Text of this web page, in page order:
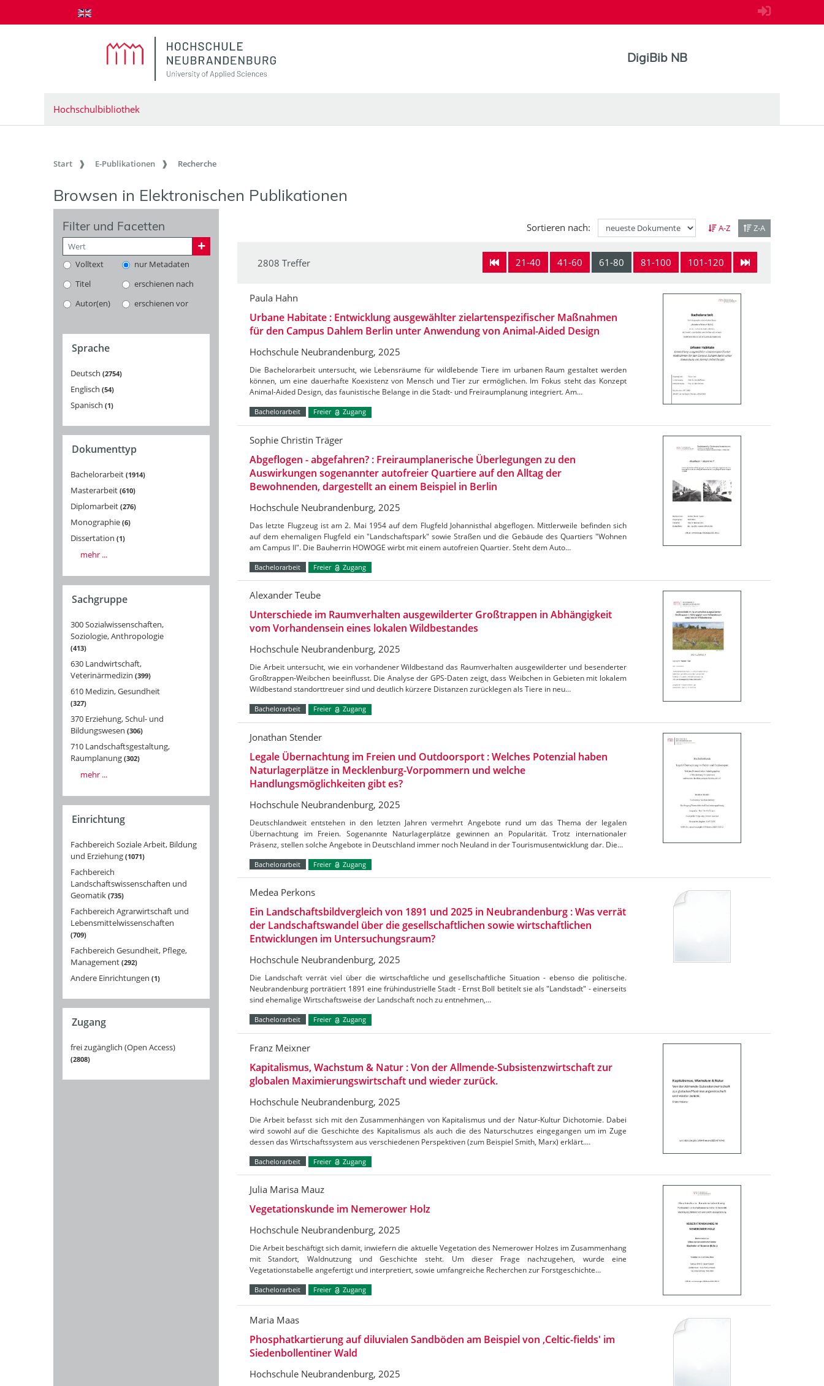
zum Inhalt springen
DigiBib NB
Hochschulbibliothek
Start E-Publikationen Recherche
Browsen in Elektronischen Publikationen
Filter und Facetten
Volltext
nur Metadaten
Titel
erschienen nach
Autor(en)
erschienen vor
Sprache
Deutsch 2754
Englisch 54
Spanisch 1
Dokumenttyp
Bachelorarbeit 1914
Masterarbeit 610
Diplomarbeit 276
Monographie 6
Dissertation 1
mehr ...
Sachgruppe
300 Sozialwissenschaften,
Soziologie, Anthropologie
413
630 Landwirtschaft,
Veterinärmedizin 399
610 Medizin, Gesundheit
327
370 Erziehung, Schul- und
Bildungswesen 306
710 Landschaftsgestaltung,
Raumplanung 302
mehr ...
Einrichtung
Fachbereich Soziale Arbeit, Bildung
und Erziehung 1071
Fachbereich
Landschaftswissenschaften und
Geomatik 735
Fachbereich Agrarwirtschaft und
Lebensmittelwissenschaften
709
Fachbereich Gesundheit, Pflege,
Management 292
Andere Einrichtungen 1
Zugang
frei zugänglich (Open Access)
2808
Sortieren nach: A-Z Z-A
21-40 41-60 61-80 81-100 101-120
2808 Treffer
Paula Hahn
Urbane Habitate : Entwicklung ausgewählter zielartenspezifischer Maßnahmen
für den Campus Dahlem Berlin unter Anwendung von Animal-Aided Design
Hochschule Neubrandenburg, 2025
Die Bachelorarbeit untersucht, wie Lebensräume für wildlebende Tiere im urbanen Raum gestaltet werden
können, um eine dauerhafte Koexistenz von Mensch und Tier zur ermöglichen. Im Fokus steht das Konzept
Animal-Aided Design, das faunistische Belange in die Stadt- und Freiraumplanung integriert. Am…
Bachelorarbeit Freier Zugang
Sophie Christin Träger
Abgeflogen - abgefahren? : Freiraumplanerische Überlegungen zu den
Auswirkungen sogenannter autofreier Quartiere auf den Alltag der
Bewohnenden, dargestellt an einem Beispiel in Berlin
Hochschule Neubrandenburg, 2025
Das letzte Flugzeug ist am 2. Mai 1954 auf dem Flugfeld Johannisthal abgeflogen. Mittlerweile befinden sich
auf dem ehemaligen Flugfeld ein "Landschaftspark" sowie Straßen und die Gebäude des Quartiers "Wohnen
am Campus II". Die Bauherrin HOWOGE wirbt mit einem autofreien Quartier. Steht dem Auto…
Bachelorarbeit Freier Zugang
Alexander Teube
Unterschiede im Raumverhalten ausgewilderter Großtrappen in Abhängigkeit
vom Vorhandensein eines lokalen Wildbestandes
Hochschule Neubrandenburg, 2025
Die Arbeit untersucht, wie ein vorhandener Wildbestand das Raumverhalten ausgewilderter und besenderter
Großtrappen-Weibchen beeinflusst. Die Analyse der GPS-Daten zeigt, dass Weibchen in Gebieten mit lokalem
Wildbestand standorttreuer sind und deutlich kürzere Distanzen zurücklegen als Tiere in neu…
Bachelorarbeit Freier Zugang
Jonathan Stender
Legale Übernachtung im Freien und Outdoorsport : Welches Potenzial haben
Naturlagerplätze in Mecklenburg-Vorpommern und welche
Handlungsmöglichkeiten gibt es?
Hochschule Neubrandenburg, 2025
Deutschlandweit entstehen in den letzten Jahren vermehrt Angebote rund um das Thema der legalen
Übernachtung im Freien. Sogenannte Naturlagerplätze gewinnen an Popularität. Trotz internationaler
Präsenz, stellen solche Angebote in Deutschland immer noch Neuland in der Tourismusentwicklung dar. Die…
Bachelorarbeit Freier Zugang
Medea Perkons
Ein Landschaftsbildvergleich von 1891 und 2025 in Neubrandenburg : Was verrät
der Landschaftswandel über die gesellschaftlichen sowie wirtschaftlichen
Entwicklungen im Untersuchungsraum?
Hochschule Neubrandenburg, 2025
Die Landschaft verrät viel über die wirtschaftliche und gesellschaftliche Situation - ebenso die politische.
Neubrandenburg porträtiert 1891 eine frühindustrielle Stadt - Ernst Boll betitelt sie als "Landstadt" - einerseits
sind ehemalige Wirtschaftsweise der Landschaft noch zu entnehmen,…
Bachelorarbeit Freier Zugang
Franz Meixner
Kapitalismus, Wachstum & Natur : Von der Allmende-Subsistenzwirtschaft zur
globalen Maximierungswirtschaft und wieder zurück.
Hochschule Neubrandenburg, 2025
Die Arbeit befasst sich mit den Zusammenhängen von Kapitalismus und der Natur-Kultur Dichotomie. Dabei
wird sowohl auf die Geschichte des Kapitalismus als auch die des Naturschutzes eingegangen um im Zuge
dessen das Wirtschaftssystem aus verschiedenen Perspektiven (zum Beispiel Smith, Marx) erklärt.…
Bachelorarbeit Freier Zugang
Julia Marisa Mauz
Vegetationskunde im Nemerower Holz
Hochschule Neubrandenburg, 2025
Die Arbeit beschäftigt sich damit, inwiefern die aktuelle Vegetation des Nemerower Holzes im Zusammenhang
mit Standort, Waldnutzung und Geschichte steht. Um dieser Frage nachzugehen, wurde eine
Vegetationstabelle angefertigt und interpretiert, sowie umfangreiche Recherchen zur Forstgeschichte…
Bachelorarbeit Freier Zugang
Maria Maas
Phosphatkartierung auf diluvialen Sandböden am Beispiel von ‚Celtic-fields' im
Siedenbollentiner Wald
Hochschule Neubrandenburg, 2025